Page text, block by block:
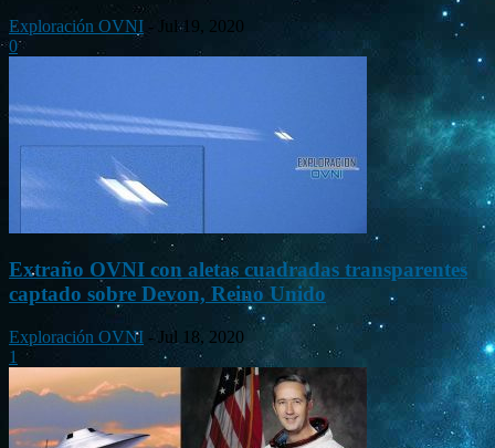
Exploración OVNI -
Jul 19, 2020
0
Extraño OVNI con aletas cuadradas transparentes
captado sobre Devon, Reino Unido
Exploración OVNI - Jul 18, 2020
1